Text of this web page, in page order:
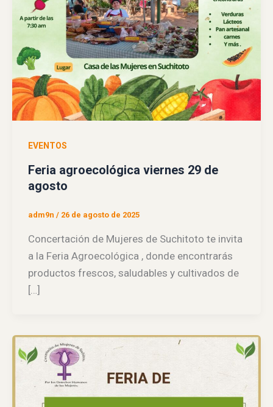
EVENTOS
Feria agroecológica viernes 29 de
agosto
adm9n / 26 de agosto de 2025
Concertación de Mujeres de Suchitoto te invita
a la Feria Agroecológica , donde encontrarás
productos frescos, saludables y cultivados de
[…]